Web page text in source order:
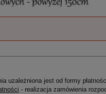
uzależniona jest od formy
- realizacja zamówienia